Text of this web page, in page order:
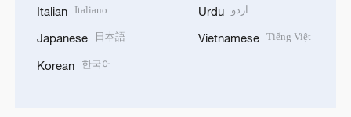
Italian Italiano
Japanese 日本語
Korean 한국어
Urdu اردو
Vietnamese Tiếng Việt